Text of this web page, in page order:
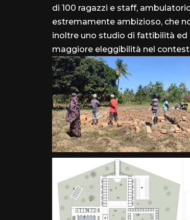
di 100 ragazzi e staff,
estremamente ambizioso, che
inoltre uno studio di fattibilità ed
maggiore eleggibilità nel